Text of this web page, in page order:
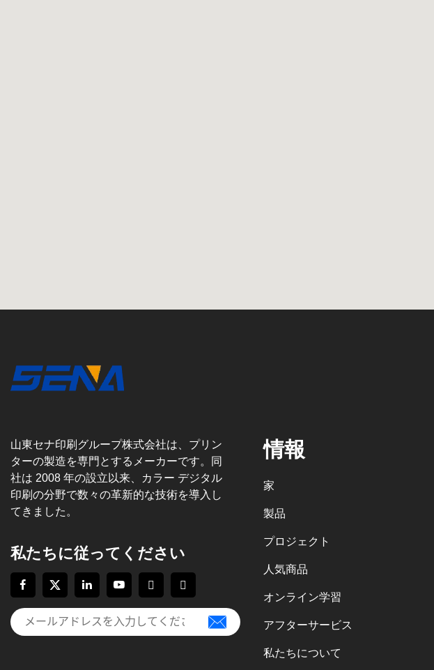
山東セナ印刷グループ株式会社は、プリン
ターの製造を専門とするメーカーです。同
社は 2008 年の設立以来、カラー デジタル
印刷の分野で数々の革新的な技術を導入し
てきました。
私たちに従ってください
情報
家
製品
プロジェクト
人気商品
オンライン学習
アフターサービス
私たちについて